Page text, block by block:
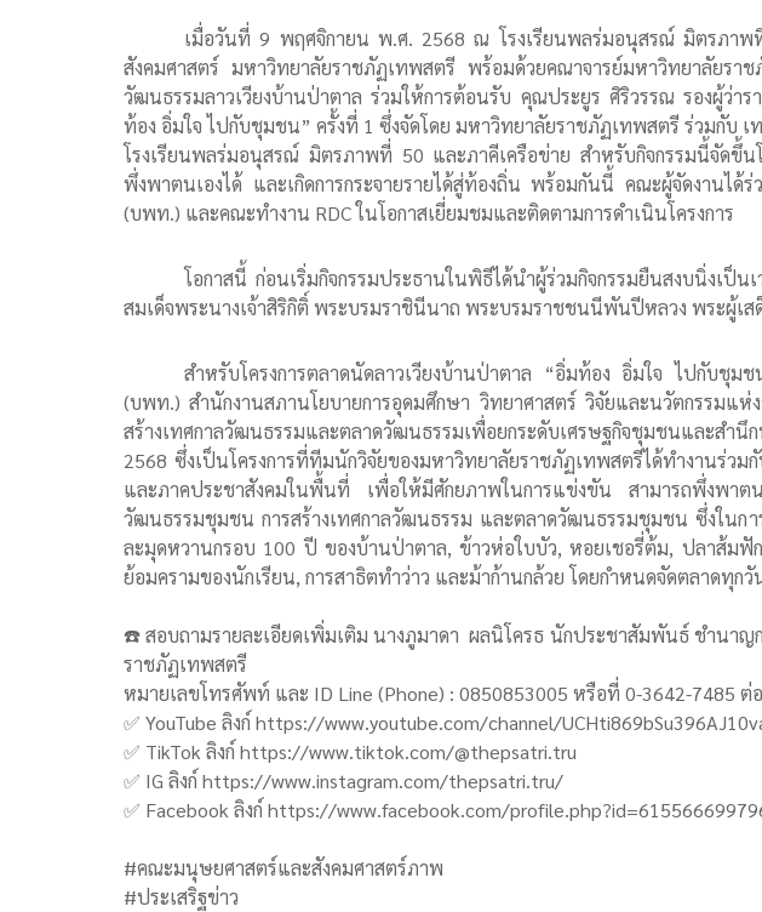
เมื่อวันที่ 9 พฤศจิกายน พ.ศ. 2568 ณ โรงเรียนพลร่มอนุสรณ์ มิตรภา
สังคมศาสตร์ มหาวิทยาลัยราชภัฏเทพสตรี พร้อมด้วยคณาจารย์มหาวิทยาลัยร
วัฒนธรรมลาวเวียงบ้านป่าตาล ร่วมให้การต้อนรับ คุณประยูร ศิริวรรณ รองผู้ว่า
ท้อง อิ่มใจ ไปกับชุมชน” ครั้งที่ 1 ซึ่งจัดโดย มหาวิทยาลัยราชภัฏเทพสตรี ร่วมกับ
โรงเรียนพลร่มอนุสรณ์ มิตรภาพที่ 50 และภาคีเครือข่าย สำหรับกิจกรรมนี้จัดขึ้น
พึ่งพาตนเองได้ และเกิดการกระจายรายได้สู่ท้องถิ่น พร้อมกันนี้ คณะผู้จัดงาน
(บพท.) และคณะทำงาน RDC ในโอกาสเยี่ยมชมและติดตามการดำเนินโครงการ
โอกาสนี้ ก่อนเริ่มกิจกรรมประธานในพิธีได้นำผู้ร่วมกิจกรรมยืนสงบนิ่งเ
สมเด็จพระนางเจ้าสิริกิติ์ พระบรมราชินีนาถ พระบรมราชชนนีพันปีหลวง พระผู้เส
สำหรับโครงการตลาดนัดลาวเวียงบ้านป่าตาล “อิ่มท้อง อิ่มใจ ไปกับชุ
(บพท.) สำนักงานสภานโยบายการอุดมศึกษา วิทยาศาสตร์ วิจัยและนวัตกรรมแห่
สร้างเทศกาลวัฒนธรรมและตลาดวัฒนธรรมเพื่อยกระดับเศรษฐกิจชุมชนและสำ
2568 ซึ่งเป็นโครงการที่ทีมนักวิจัยของมหาวิทยาลัยราชภัฏเทพสตรีได้ทำงานร่
และภาคประชาสังคมในพื้นที่ เพื่อให้มีศักยภาพในการแข่งขัน สามารถพึ่งพาต
วัฒนธรรมชุมชน การสร้างเทศกาลวัฒนธรรม และตลาดวัฒนธรรมชุมชน ซึ่งในก
ละมุดหวานกรอบ 100 ปี ของบ้านป่าตาล, ข้าวห่อใบบัว, หอยเชอรี่ต้ม, ปลาส้ม
ย้อมครามของนักเรียน, การสาธิตทำว่าว และม้าก้านกล้วย โดยกำหนดจัดตลาด
☎️ สอบถามรายละเอียดเพิ่มเติม นางภูมาดา ผลนิโครธ นักประชาสัมพันธ์ ชำนา
ราชภัฏเทพสตรี
หมายเลขโทรศัพท์ และ ID Line (Phone) : 0850853005 หรือที่ 0-3642-7485 ต่
✅ YouTube ลิงก์ https://www.youtube.com/channel/
✅ TikTok ลิงก์ https://www.tiktok.com/@thepsatri.tru
✅ IG ลิงก์ https://www.instagram.com/thepsatri.tru/
✅ Facebook ลิงก์ https://www.facebook.com/
#คณะมนุษยศาสตร์และสังคมศาสตร์ภาพ
#ประเสริฐข่าว